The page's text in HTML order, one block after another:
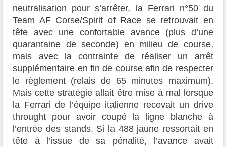
neutralisation pour s’arrêter, la Ferrari n°50 du
Team AF Corse/Spirit of Race se retrouvait en
tête avec une confortable avance (plus d’une
quarantaine de seconde) en milieu de course,
mais avec la contrainte de réaliser un arrêt
supplémentaire en fin de course afin de respecter
le règlement (relais de 65 minutes maximum).
Mais cette stratégie allait être mise à mal lorsque
la Ferrari de l’équipe italienne recevait un drive
throught pour avoir coupé la ligne blanche à
l’entrée des stands. Si la 488 jaune ressortait en
tête à l’issue de sa pénalité, l’avance avait